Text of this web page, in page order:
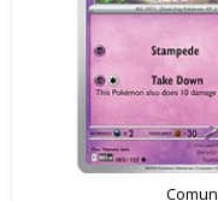
Comun